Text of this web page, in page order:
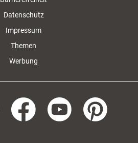
Datenschutz
Impressum
Themen
Werbung